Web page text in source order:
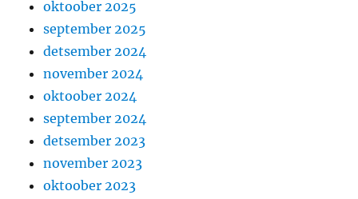
oktoober 2025
september 2025
detsember 2024
november 2024
oktoober 2024
september 2024
detsember 2023
november 2023
oktoober 2023